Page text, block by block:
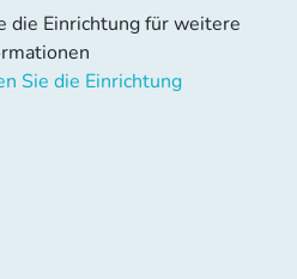
die Einrichtung für weitere
Sie die Einrichtung